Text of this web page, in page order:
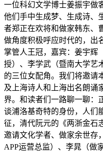
一位科幻文学博士姜振宇做
他们手中生成梦、生成诗、
者郑正在欢将和做家韩东、
做角度积极呼应时代的，出
掌管人王冠，嘉宾：姜宇辉
授）、李学武（暨南大学艺
的三位女配角。我们将邀请
及上海诗人和上海出名朗诵
界。和读者们一路聊一聊：
谈浦洛基奇特的身份，人们
征，清代阮元的《两浙金石
邀请文化学者、做家余世存
APP运营总监）、李晁（做